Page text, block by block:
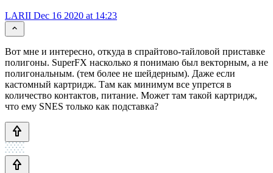
LARII Dec 16 2020 at 14:23
Вот мне и интересно, откуда в спрайтово-тайловой приставке
полигоны. SuperFX насколько я понимаю был векторным, а не
полигональным. (тем более не шейдерным). Даже если
кастомный картридж. Там как минимум все упрется в
количество контактов, питание. Может там такой картридж,
что ему SNES только как подставка?